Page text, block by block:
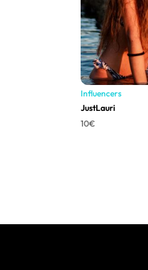
Influencers
JustLauri
10€